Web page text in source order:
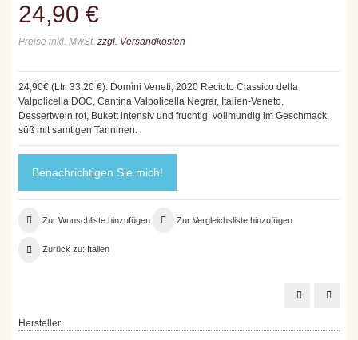
24,90 €
Preise inkl. MwSt. zzgl. Versandkosten
24,90€ (Ltr. 33,20 €). Domìni Veneti, 2020 Recioto Classico della
Valpolicella DOC, Cantina Valpolicella Negrar, Italien-Veneto,
Dessertwein rot, Bukett intensiv und fruchtig, vollmundig im Geschmack,
süß mit samtigen Tanninen.
Benachrichtigen Sie mich!
Zur Wunschliste hinzufügen Zur Vergleichsliste hinzufügen
Zurück zu: Italien
Fattoria
di
IGT,
Hersteller: